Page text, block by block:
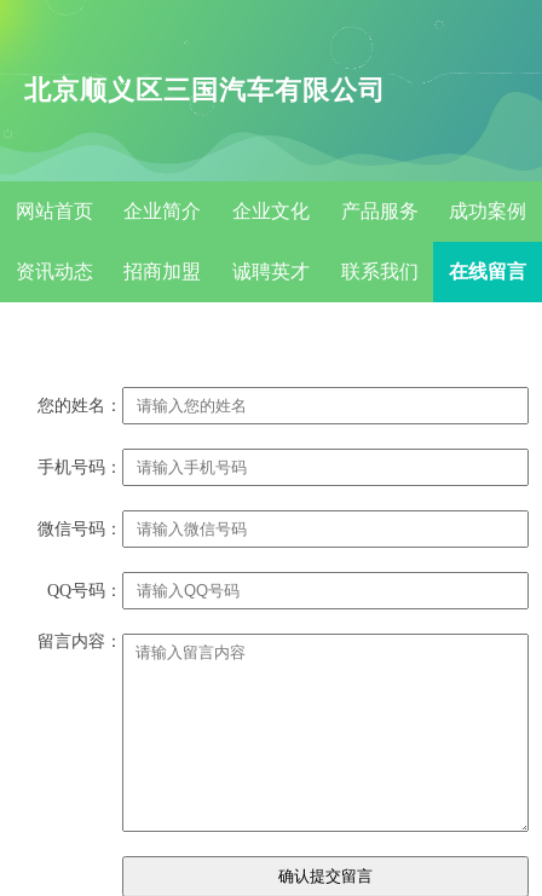
北京顺义区三国汽车有限公司
网站首页 企业简介 企业文化 产品服务 成功案例
资讯动态 招商加盟 诚聘英才 联系我们 在线留言
您的姓名：
手机号码：
微信号码：
QQ号码：
留言内容：